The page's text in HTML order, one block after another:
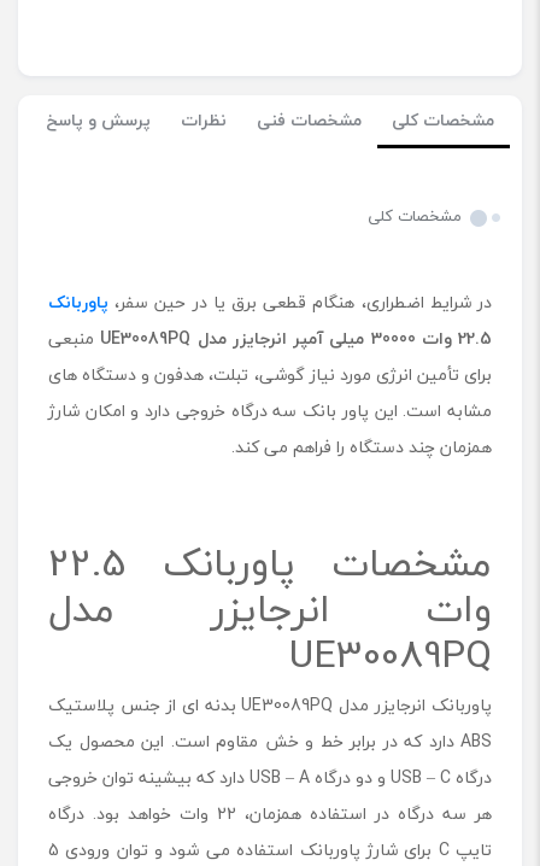
2
0
0
0
0
م
ی
ل
پ
ن
ر
ج
ا
ی
م
د
مشخصات کلی مشخصات فنی نظرات پرسش و پاسخ
مشخصات کلی
در شرایط اضطراری، هنگام قطعی برق یا در حین سفر، پاوربانک
22.5 وات 30000 میلی آمپر انرجایزر مدل
UE30089PQ منبعی
برای تأمین انرژی مورد نیاز گوشی، تبلت، هدفون و دستگاه های
مشابه است. این پاور بانک سه درگاه خروجی دارد و امکان شارژ
همزمان چند دستگاه را فراهم می کند.
مشخصات پاوربانک 22.5
وات انرجایزر مدل
UE30089PQ
پاوربانک انرجایزر مدل UE30089PQ بدنه ای از جنس پلاستیک
ABS دارد که در برابر خط و خش مقاوم است. این محصول یک
درگاه USB – C و دو درگاه USB – A دارد که بیشینه توان خروجی
هر سه درگاه در استفاده همزمان، ‌22 وات خواهد بود. درگاه
تایپ C برای شارژ پاوربانک استفاده می شود و توان ورودی 5